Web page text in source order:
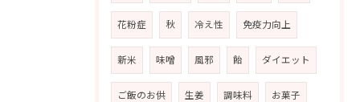
花粉症 秋 冷え性 免疫力向上
新米 味噌 風邪 飴 ダイエット
ご飯のお供 生姜 調味料 お菓子